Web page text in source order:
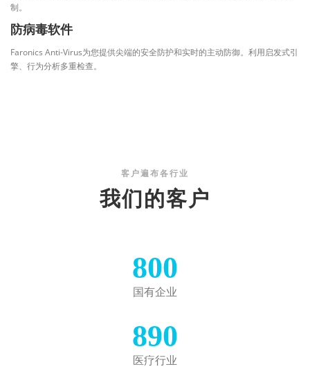
制。
防病毒软件
Faronics Anti-Virus为您提供尖端的安全防护和实时的主动防御。利用启发式引
擎、行为分析多重检查。
客户遍布各行业
我们的客户
800
国有企业
890
医疗行业